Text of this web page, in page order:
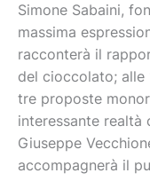
Simone Sabaini,
massima
racconterà il
del cioccolato; alle
tre proposte
interessante realtà
Giuseppe
accompagnerà il